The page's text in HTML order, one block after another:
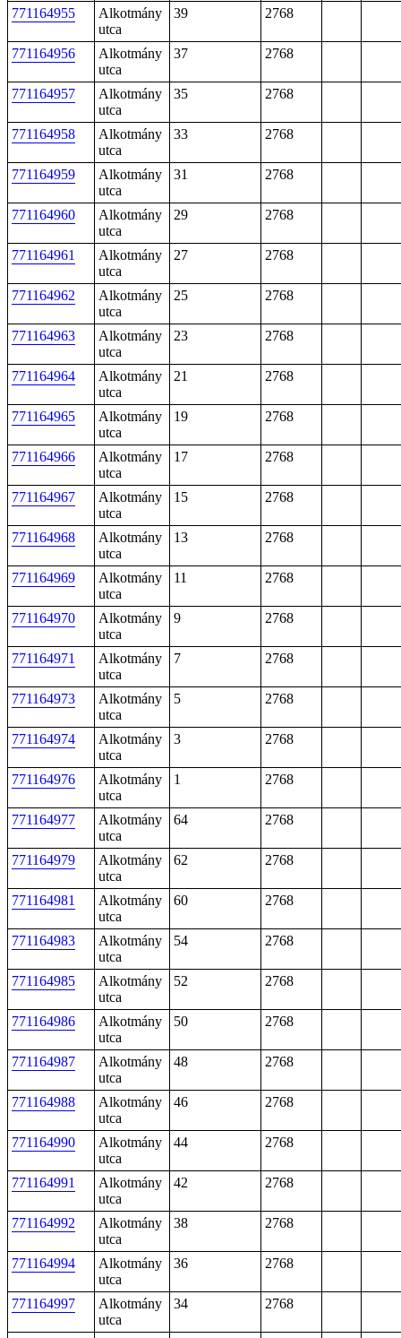
771164955
Alkotmány
utca
39 2768
771164956
Alkotmány
utca
37 2768
771164957
Alkotmány
utca
35 2768
771164958
Alkotmány
utca
33 2768
771164959
Alkotmány
utca
31 2768
771164960
Alkotmány
utca
29 2768
771164961
Alkotmány
utca
27 2768
771164962
Alkotmány
utca
25 2768
771164963
Alkotmány
utca
23 2768
771164964
Alkotmány
utca
21 2768
771164965
Alkotmány
utca
19 2768
771164966
Alkotmány
utca
17 2768
771164967
Alkotmány
utca
15 2768
771164968
Alkotmány
utca
13 2768
771164969
Alkotmány
utca
11 2768
771164970
Alkotmány
utca
9 2768
771164971
Alkotmány
utca
7 2768
771164973
Alkotmány
utca
5 2768
771164974
Alkotmány
utca
3 2768
771164976
Alkotmány
utca
1 2768
771164977
Alkotmány
utca
64 2768
771164979
Alkotmány
utca
62 2768
771164981
Alkotmány
utca
60 2768
771164983
Alkotmány
utca
54 2768
771164985
Alkotmány
utca
52 2768
771164986
Alkotmány
utca
50 2768
771164987
Alkotmány
utca
48 2768
771164988
Alkotmány
utca
46 2768
771164990
Alkotmány
utca
44 2768
771164991
Alkotmány
utca
42 2768
771164992
Alkotmány
utca
38 2768
771164994
Alkotmány
utca
36 2768
771164997
Alkotmány
utca
34 2768